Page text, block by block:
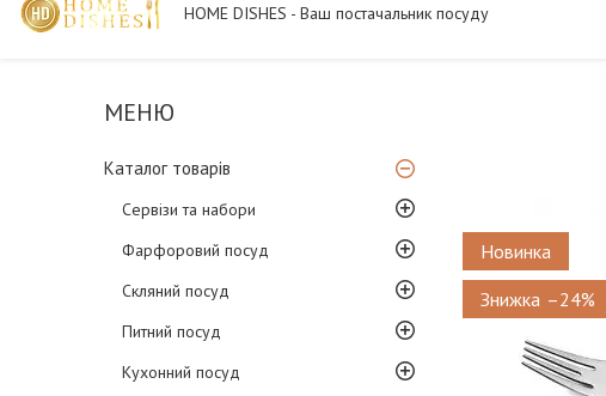
HOME DISHES - Ваш постачальник посуду
Каталог товарів
Сервізи та набори
Фарфоровий посуд
Скляний посуд
Питний посуд
Кухонний посуд
Новинка
–24%